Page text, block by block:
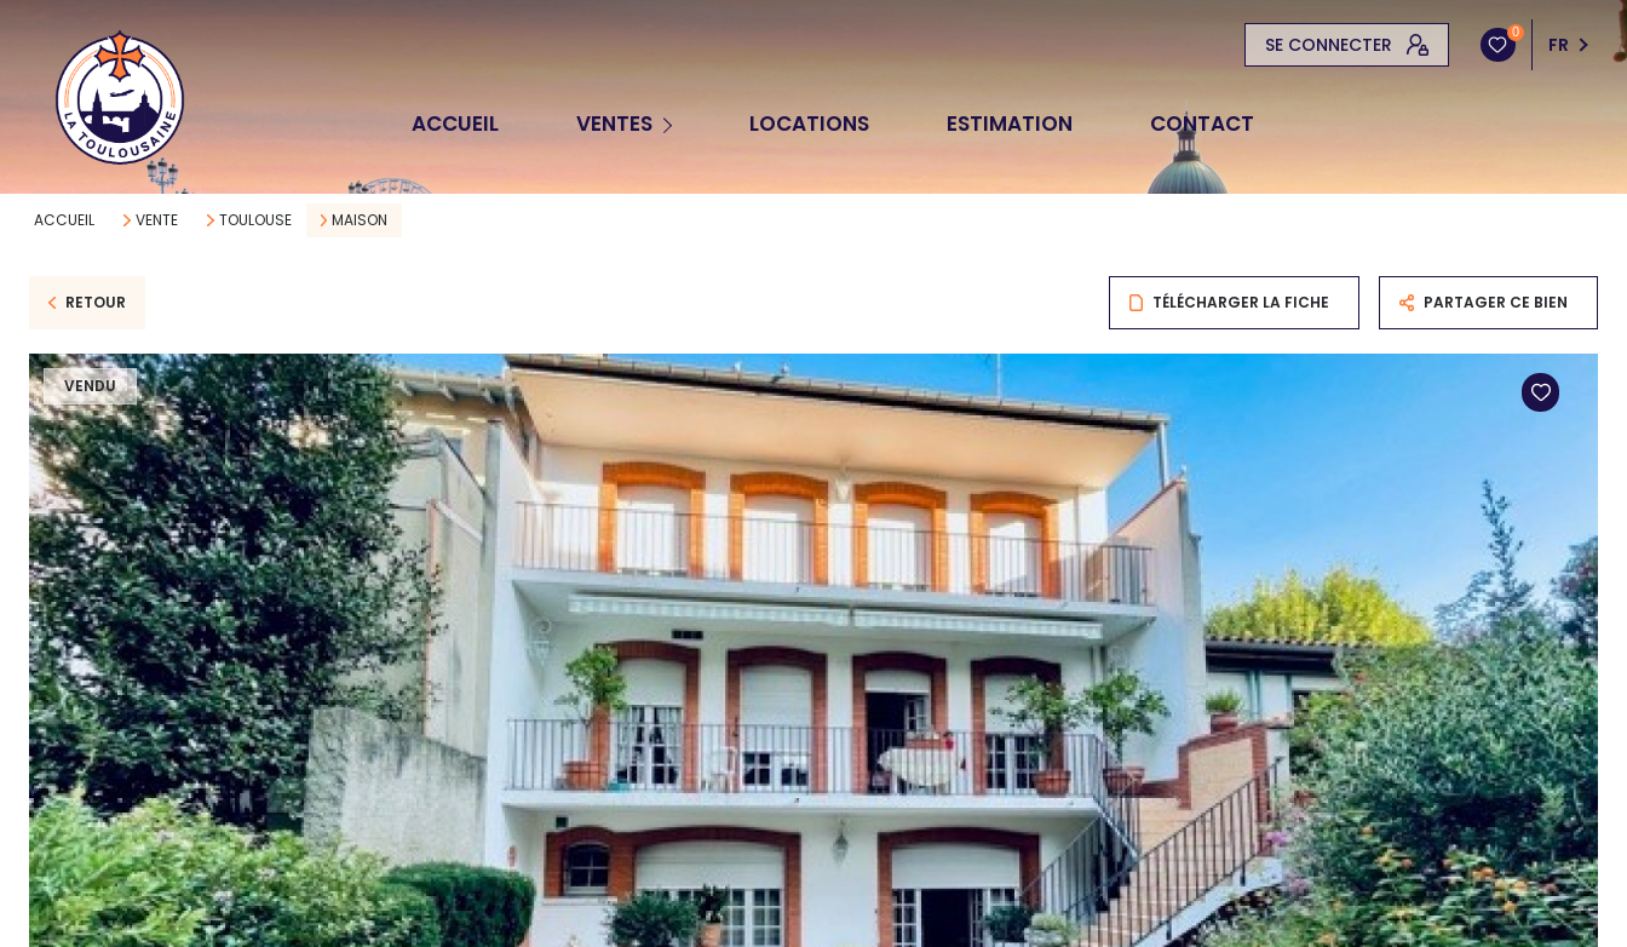
SE CONNECTER
0
FR
ACCUEIL VENTES
Terrains
LOCATIONS ESTIMATION CONTACT
ACCUEIL VENTE TOULOUSE MAISON
RETOUR TÉLÉCHARGER LA FICHE PARTAGER CE BIEN
VENDU